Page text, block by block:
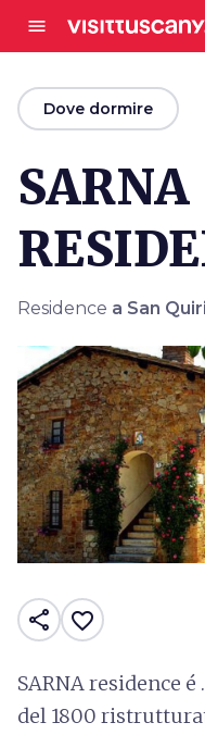
menu
arrow_backDove dormire
SARNA
Residence a San
share favorite_border
SARNA residence
del 1800